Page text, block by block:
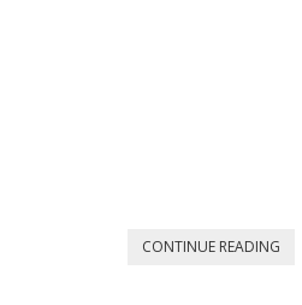
CONTINUE READING